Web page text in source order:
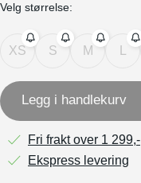
Velg størrelse:
XS S M
Legg i handlekurv
Fri frakt over 1 299,-
Ekspress levering